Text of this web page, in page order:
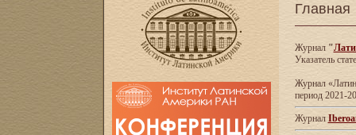
Главная
Журнал"
Указатель
Журнал
период 2021-
Журнал